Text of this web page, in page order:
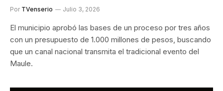
Por TVenserio Julio 3, 2026
El municipio aprobó las bases de un proceso por tres años
con un presupuesto de 1.000 millones de pesos, buscando
que un canal nacional transmita el tradicional evento del
Maule.